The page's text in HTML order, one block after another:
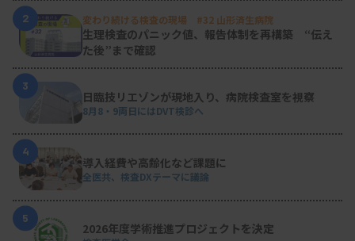
2 変わり続ける検査の現場 #32 山形済生病院
生理検査のパニック値、報告体制を再構築 “伝え
た後”まで確認
3
日臨技リエゾンが現地入り、病院検査室を視察
8月8・9両日にはDVT検診へ
4
導入経費や高齢化など課題に
全医共、検査DXテーマに議論
5
2026年度学術推進プロジェクトを決定